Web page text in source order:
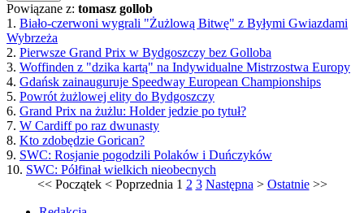
Powiązane z: tomasz gollob
1. Biało-czerwoni wygrali "Żużlową Bitwę" z Byłymi Gwiazdami
Wybrzeża
2. Pierwsze Grand Prix w Bydgoszczy bez Golloba
3. Woffinden z "dzika kartą" na Indywidualne Mistrzostwa Europy
4. Gdańsk zainauguruje Speedway European Championships
5. Powrót żużlowej elity do Bydgoszczy
6. Grand Prix na żużlu: Holder jedzie po tytuł?
7. W Cardiff po raz dwunasty
8. Kto zdobędzie Gorican?
9. SWC: Rosjanie pogodzili Polaków i Duńczyków
10. SWC: Półfinał wielkich nieobecnych
<< Początek< Poprzednia 1 2 3 Następna > Ostatnie>>